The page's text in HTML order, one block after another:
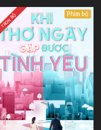
TRỌN BỘ Phim bộ